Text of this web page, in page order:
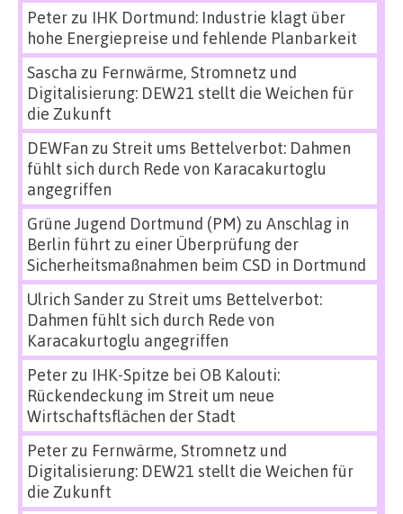
Peterzu IHK Dortmund: Industrie klagt über
hohe Energiepreise und fehlende Planbarkeit
Sascha zu Fernwärme, Stromnetz und
Digitalisierung: DEW21 stellt die Weichen für
die Zukunft
DEWFan zu Streit ums Bettelverbot: Dahmen
fühlt sich durch Rede von Karacakurtoglu
angegriffen
Grüne Jugend Dortmund (PM) zu Anschlag in
Berlin führt zu einer Überprüfung der
Sicherheitsmaßnahmen beim CSD in Dortmund
Ulrich Sanderzu Streit ums Bettelverbot:
Dahmen fühlt sich durch Rede von
Karacakurtoglu angegriffen
Peterzu IHK-Spitze bei OB Kalouti:
Rückendeckung im Streit um neue
Wirtschaftsflächen der Stadt
Peterzu Fernwärme, Stromnetz und
Digitalisierung: DEW21 stellt die Weichen für
die Zukunft